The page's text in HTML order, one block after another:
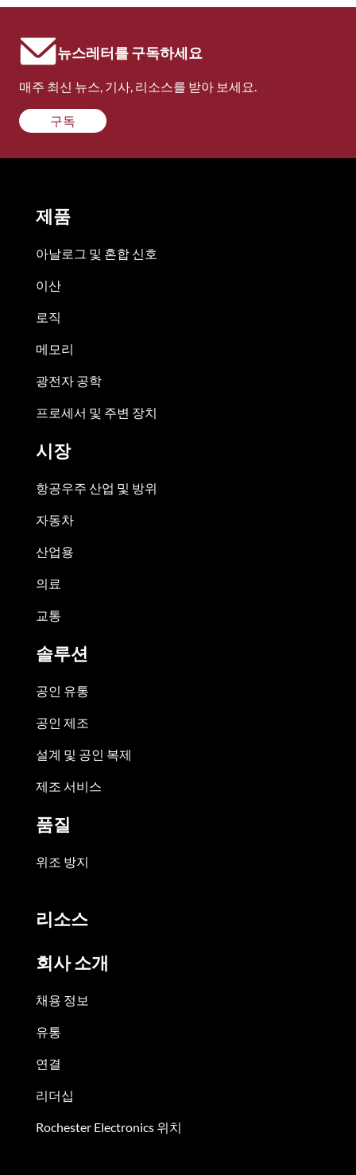
뉴스레터를 구독하세요
매주 최신 뉴스, 기사, 리소스를 받아 보세요.
구독
제품
아날로그 및 혼합 신호
이산
로직
메모리
광전자 공학
프로세서 및 주변 장치
시장
항공우주 산업 및 방위
자동차
산업용
의료
교통
솔루션
공인 유통
공인 제조
설계 및 공인 복제
제조 서비스
품질
위조 방지
리소스
회사 소개
채용 정보
유통
연결
리더십
Rochester Electronics 위치